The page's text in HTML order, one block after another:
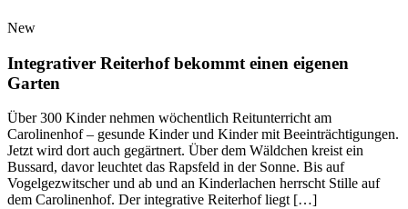
New
Integrativer Reiterhof bekommt einen eigenen
Garten
Über 300 Kinder nehmen wöchentlich Reitunterricht am
Carolinenhof – gesunde Kinder und Kinder mit Beeinträchtigungen.
Jetzt wird dort auch gegärtnert. Über dem Wäldchen kreist ein
Bussard, davor leuchtet das Rapsfeld in der Sonne. Bis auf
Vogelgezwitscher und ab und an Kinderlachen herrscht Stille auf
dem Carolinenhof. Der integrative Reiterhof liegt […]